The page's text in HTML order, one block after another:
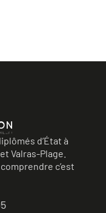
d’État à
Valras-Plage.
c’est